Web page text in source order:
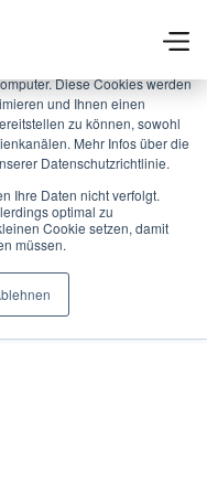
Diese Cookies werden
und Ihnen einen
zu können, sowohl
Mehr Infos über die
Datenschutzrichtlinie.
Ihre Daten nicht verfolgt.
optimal zu
Cookie setzen, damit
müssen.